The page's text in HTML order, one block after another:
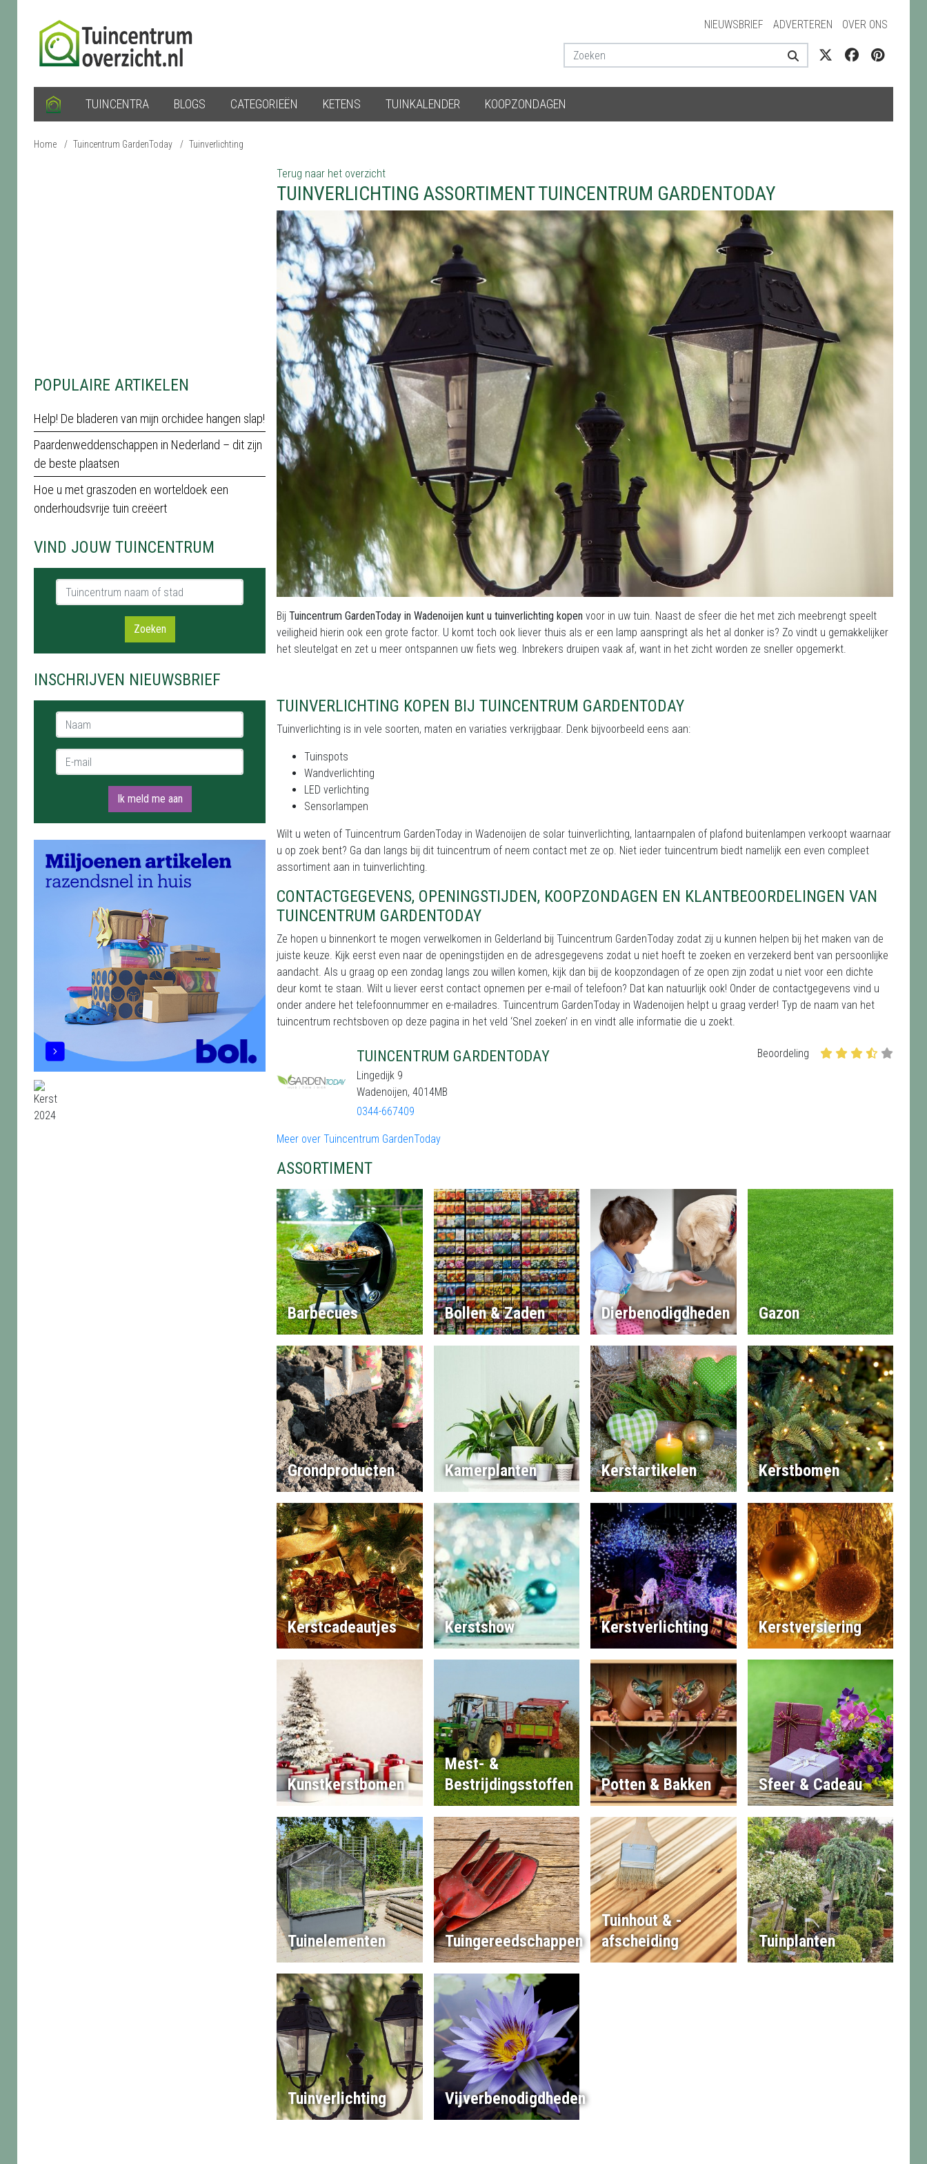
NIEUWSBRIEF ADVERTEREN OVER ONS
TUINCENTRA BLOGS CATEGORIEËN KETENS TUINKALENDER KOOPZONDAGEN
Home / Tuincentrum GardenToday / Tuinverlichting
POPULAIRE ARTIKELEN
Help! De bladeren van mijn orchidee hangen slap!
Paardenweddenschappen in Nederland – dit zijn
de beste plaatsen
Hoe u met graszoden en worteldoek een
onderhoudsvrije tuin creëert
VIND JOUW TUINCENTRUM
Tuincentrum naam of stad
Zoeken
INSCHRIJVEN NIEUWSBRIEF
Naam *
E-mail *
Ik meld me aan
Terug naar het overzicht
TUINVERLICHTING ASSORTIMENT TUINCENTRUM GARDENTODAY
Bij Tuincentrum GardenToday in Wadenoijen kunt u tuinverlichting kopen voor in uw tuin. Naast de sfeer die het met zich meebrengt speelt
veiligheid hierin ook een grote factor. U komt toch ook liever thuis als er een lamp aanspringt als het al donker is? Zo vindt u gemakkelijker
het sleutelgat en zet u meer ontspannen uw fiets weg. Inbrekers druipen vaak af, want in het zicht worden ze sneller opgemerkt.
TUINVERLICHTING KOPEN BIJ TUINCENTRUM GARDENTODAY
Tuinverlichting is in vele soorten, maten en variaties verkrijgbaar. Denk bijvoorbeeld eens aan:
Tuinspots
Wandverlichting
LED verlichting
Sensorlampen
Wilt u weten of Tuincentrum GardenToday in Wadenoijen de solar tuinverlichting, lantaarnpalen of plafond buitenlampen verkoopt waarnaar
u op zoek bent? Ga dan langs bij dit tuincentrum of neem contact met ze op. Niet ieder tuincentrum biedt namelijk een even compleet
assortiment aan in tuinverlichting.
CONTACTGEGEVENS, OPENINGSTIJDEN, KOOPZONDAGEN EN KLANTBEOORDELINGEN VAN
TUINCENTRUM GARDENTODAY
Ze hopen u binnenkort te mogen verwelkomen in Gelderland bij Tuincentrum GardenToday zodat zij u kunnen helpen bij het maken van de
juiste keuze. Kijk eerst even naar de openingstijden en de adresgegevens zodat u niet hoeft te zoeken en verzekerd bent van persoonlijke
aandacht. Als u graag op een zondag langs zou willen komen, kijk dan bij de koopzondagen of ze open zijn zodat u niet voor een dichte
deur komt te staan. Wilt u liever eerst contact opnemen per e-mail of telefoon? Dat kan natuurlijk ook! Onder de contactgegevens vind u
onder andere het telefoonnummer en e-mailadres. Tuincentrum GardenToday in Wadenoijen helpt u graag verder! Typ de naam van het
tuincentrum rechtsboven op deze pagina in het veld ‘Snel zoeken’ in en vindt alle informatie die u zoekt.
TUINCENTRUM GARDENTODAY
Lingedijk 9
Wadenoijen, 4014MB
0344-667409
Beoordeling
Meer over Tuincentrum GardenToday
ASSORTIMENT
Barbecues Bollen & Zaden Dierbenodigdheden Gazon
Grondproducten Kamerplanten Kerstartikelen Kerstbomen
Kerstcadeautjes Kerstshow Kerstverlichting Kerstversiering
Kunstkerstbomen
Mest- &
Bestrijdingsstoffen
Potten & Bakken Sfeer & Cadeau
Tuinelementen Tuingereedschappen
Tuinhout & -
afscheiding
Tuinplanten
Tuinverlichting Vijverbenodigdheden